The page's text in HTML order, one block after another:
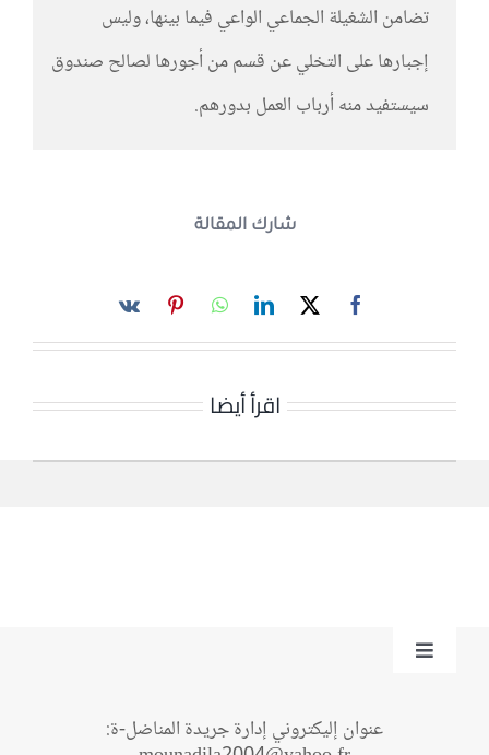
تضامن الشغيلة الجماعي الواعي فيما بينها، وليس
إجبارها على التخلي عن قسم من أجورها لصالح صندوق
سيستفيد منه أرباب العمل بدورهم.
شارك المقالة
اقرأ أيضا
Toggle
عنوان إليكتروني إدارة جريدة المناضل-ة: